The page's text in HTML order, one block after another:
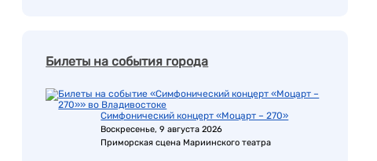
Билеты на события города
Симфонический концерт «Моцарт – 270»
Воскресенье, 9 августа 2026
Приморская сцена Мариинского театра